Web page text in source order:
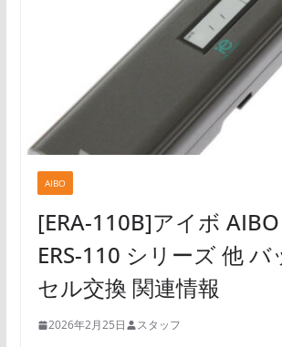
AIBO
[ERA-110B]アイボ AIBO
ERS-110 シリーズ 他 バ
セル交換 関連情報
2026年2月25日 スタッフ